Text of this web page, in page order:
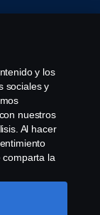
y los
sociales y
nuestros
Al hacer
comparta la
y
Para